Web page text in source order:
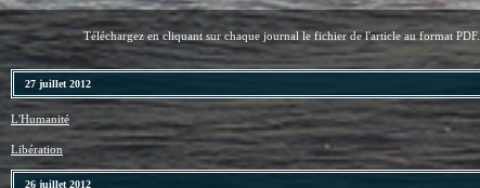
Téléchargez en cliquant sur chaque journal le fichier de l'article au format PDF.
27 juillet 2012
L'Humanité
Libération
26 juillet 2012